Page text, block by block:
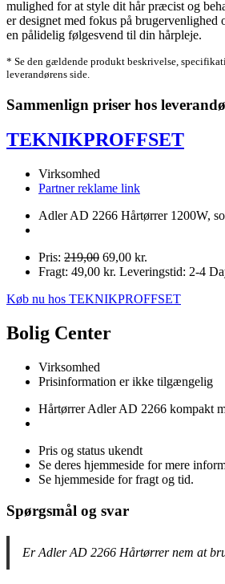
mulighed for at style dit hår præcist og
er designet med fokus på brugervenlighed
en pålidelig følgesvend til din hårpleje.
* Se den gældende produkt beskrivelse,
leverandørens side.
Sammenlign priser hos
TEKNIKPROFFSET
Virksomhed
Partner reklame link
Adler AD 2266 Hårtørrer 1200W,
Pris: 219,00 69,00 kr.
Fragt: 49,00 kr. Leveringstid: 2-4
Køb nu hos TEKNIKPROFFSET
Bolig Center
Virksomhed
Prisinformation er ikke tilgængelig
Hårtørrer Adler AD 2266 kompakt
Pris og status ukendt
Se deres hjemmeside for mere
Se hjemmeside for fragt og tid.
Spørgsmål og svar
Er Adler AD 2266 Hårtørrer nem at